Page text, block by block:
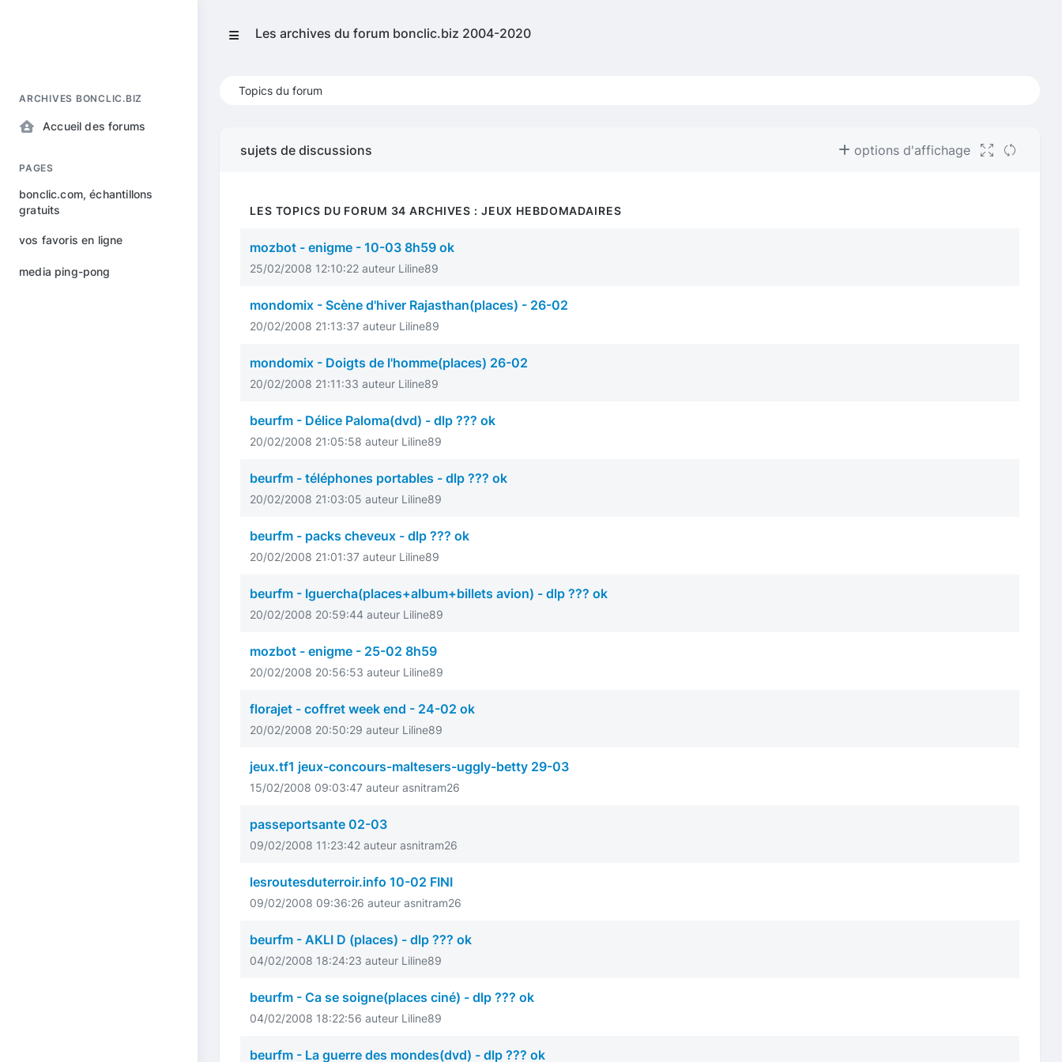
ARCHIVES BONCLIC.BIZ
Accueil des forums
PAGES
bonclic.com, échantillons
gratuits
vos favoris en ligne
media ping-pong
Les archives du forum bonclic.biz 2004-2020
Topics du forum
sujets de discussions options d'affichage
LES TOPICS DU FORUM 34 ARCHIVES : JEUX HEBDOMADAIRES
mozbot - enigme - 10-03 8h59 ok
25/02/2008 12:10:22 auteur Liline89
mondomix - Scène d'hiver Rajasthan(places) - 26-02
20/02/2008 21:13:37 auteur Liline89
mondomix - Doigts de l'homme(places) 26-02
20/02/2008 21:11:33 auteur Liline89
beurfm - Délice Paloma(dvd) - dlp ??? ok
20/02/2008 21:05:58 auteur Liline89
beurfm - téléphones portables - dlp ??? ok
20/02/2008 21:03:05 auteur Liline89
beurfm - packs cheveux - dlp ??? ok
20/02/2008 21:01:37 auteur Liline89
beurfm - Iguercha(places+album+billets avion) - dlp ??? ok
20/02/2008 20:59:44 auteur Liline89
mozbot - enigme - 25-02 8h59
20/02/2008 20:56:53 auteur Liline89
florajet - coffret week end - 24-02 ok
20/02/2008 20:50:29 auteur Liline89
jeux.tf1 jeux-concours-maltesers-uggly-betty 29-03
15/02/2008 09:03:47 auteur asnitram26
passeportsante 02-03
09/02/2008 11:23:42 auteur asnitram26
lesroutesduterroir.info 10-02 FINI
09/02/2008 09:36:26 auteur asnitram26
beurfm - AKLI D (places) - dlp ??? ok
04/02/2008 18:24:23 auteur Liline89
beurfm - Ca se soigne(places ciné) - dlp ??? ok
04/02/2008 18:22:56 auteur Liline89
beurfm - La guerre des mondes(dvd) - dlp ??? ok